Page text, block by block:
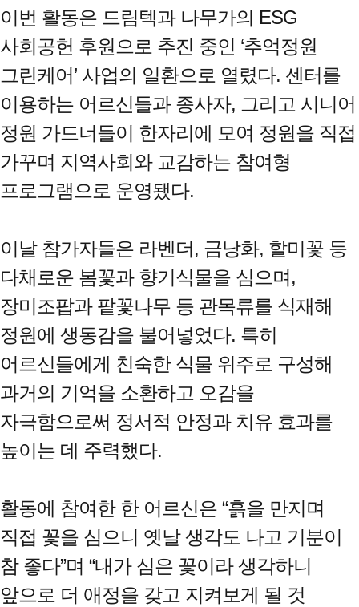
이번 활동은 드림텍과 나무가의 ESG
사회공헌 후원으로 추진 중인 ‘추억정원
그린케어’ 사업의 일환으로 열렸다. 센터를
이용하는 어르신들과 종사자, 그리고 시니어
정원 가드너들이 한자리에 모여 정원을 직접
가꾸며 지역사회와 교감하는 참여형
프로그램으로 운영됐다.
이날 참가자들은 라벤더, 금낭화, 할미꽃 등
다채로운 봄꽃과 향기식물을 심으며,
장미조팝과 팥꽃나무 등 관목류를 식재해
정원에 생동감을 불어넣었다. 특히
어르신들에게 친숙한 식물 위주로 구성해
과거의 기억을 소환하고 오감을
자극함으로써 정서적 안정과 치유 효과를
높이는 데 주력했다.
활동에 참여한 한 어르신은 “흙을 만지며
직접 꽃을 심으니 옛날 생각도 나고 기분이
참 좋다”며 “내가 심은 꽃이라 생각하니
앞으로 더 애정을 갖고 지켜보게 될 것